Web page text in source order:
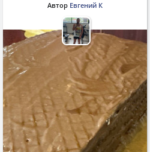
Автор Евгений К